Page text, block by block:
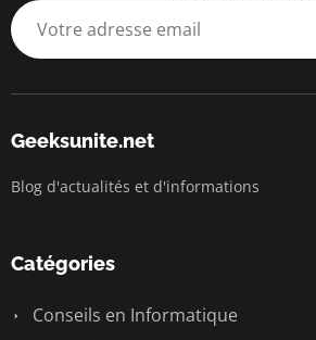
Geeksunite.net
Blog d'actualités et d'informations
Catégories
Conseils en Informatique